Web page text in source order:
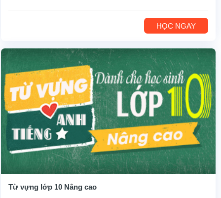
HỌC NGAY
Từ vựng lớp 10 Nâng cao